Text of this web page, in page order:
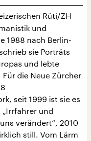
Rüti/ZH
und
1988 nach Berlin-
sie Porträts
und lebte
die Neue Zürcher
seit 1999 ist sie es
und
verändert“, 2010
still. Vom Lärm